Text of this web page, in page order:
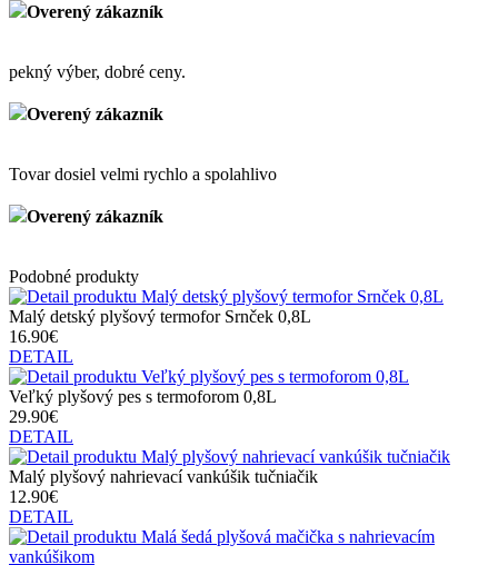
Overený zákazník
pekný výber, dobré ceny.
Overený zákazník
Tovar dosiel velmi rychlo a spolahlivo
Overený zákazník
Podobné produkty
Malý detský plyšový termofor Srnček 0,8L
16.90€
DETAIL
Veľký plyšový pes s termoforom 0,8L
29.90€
DETAIL
Malý plyšový nahrievací vankúšik tučniačik
12.90€
DETAIL